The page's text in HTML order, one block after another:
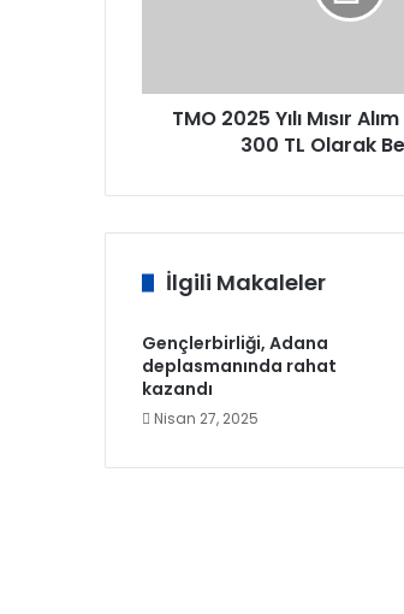
300
TMO 2025 Yılı Mısır
300 TL Olarak
İlgili Makaleler
Gençlerbirliği, Adana
deplasmanında rahat
kazandı
Nisan 27, 2025